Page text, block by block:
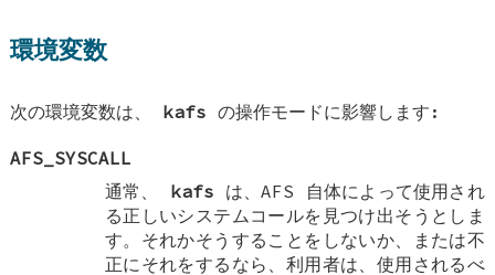
環境変数
次の環境変数は、 kafs の操作モードに影響します:
AFS_SYSCALL
通常、 kafs は、AFS 自体によって使用され
る正しいシステムコールを見つけ出そうとしま
す。それかそうすることをしないか、または不
正にそれをするなら、利用者は、使用されるべ